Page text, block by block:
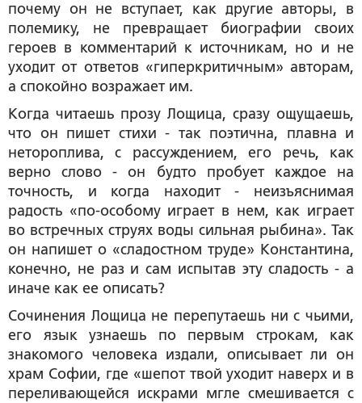
почему он не вступает, как другие авторы, в
полемику, не превращает биографии своих
героев в комментарий к источникам, но и не
уходит от ответов «гиперкритичным» авторам,
а спокойно возражает им.
Когда читаешь прозу Лощица, сразу ощущаешь,
что он пишет стихи - так поэтична, плавна и
нетороплива, с рассуждением, его речь, как
верно слово - он будто пробует каждое на
точность, и когда находит - неизъяснимая
радость «по-особому играет в нем, как играет
во встречных струях воды сильная рыбина». Так
он напишет о «сладостном труде» Константина,
конечно, не раз и сам испытав эту сладость - а
иначе как ее описать?
Сочинения Лощица не перепутаешь ни с чьими,
его язык узнаешь по первым строкам, как
знакомого человека издали, описывает ли он
храм Софии, где «шепот твой уходит наверх и в
переливающейся искрами мгле смешивается с